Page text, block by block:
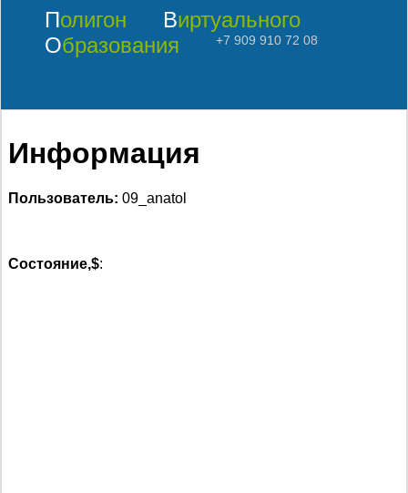
Полигон
Виртуального
Образования
+7 909 910 72 08
Информация
Пользователь: 09_anatol
Состояние,$: